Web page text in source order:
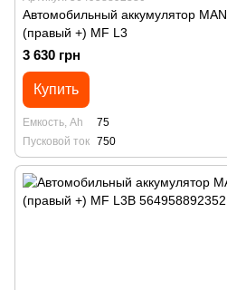
Автомобильный аккумулятор
(правый +) MF L3
3 630 грн
Купить
Емкость, Ah
75
Пусковой ток 750